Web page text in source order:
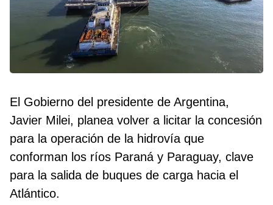
El Gobierno del presidente de Argentina,
Javier Milei, planea volver a licitar la concesión
para la operación de la hidrovía que
conforman los ríos Paraná y Paraguay, clave
para la salida de buques de carga hacia el
Atlántico.